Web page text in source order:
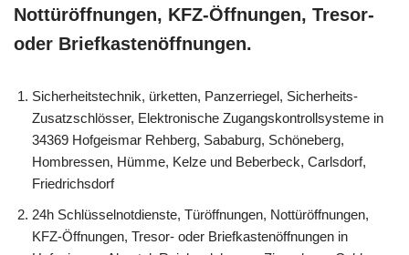
Nottüröffnungen, KFZ-Öffnungen, Tresor-
oder Briefkastenöffnungen.
Sicherheitstechnik, ürketten, Panzerriegel, Sicherheits-
Zusatzschlösser, Elektronische Zugangskontrollsysteme in
34369 Hofgeismar Rehberg, Sababurg, Schöneberg,
Hombressen, Hümme, Kelze und Beberbeck, Carlsdorf,
Friedrichsdorf
24h Schlüsselnotdienste, Türöffnungen, Nottüröffnungen,
KFZ-Öffnungen, Tresor- oder Briefkastenöffnungen in